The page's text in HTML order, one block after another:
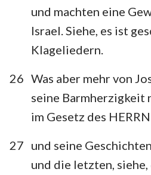
und machten eine
Israel. Siehe, es ist
Klageliedern.
26 Was aber mehr von
seine Barmherzigkeit
im Gesetz des HERRN
27 und seine
und die letzten,